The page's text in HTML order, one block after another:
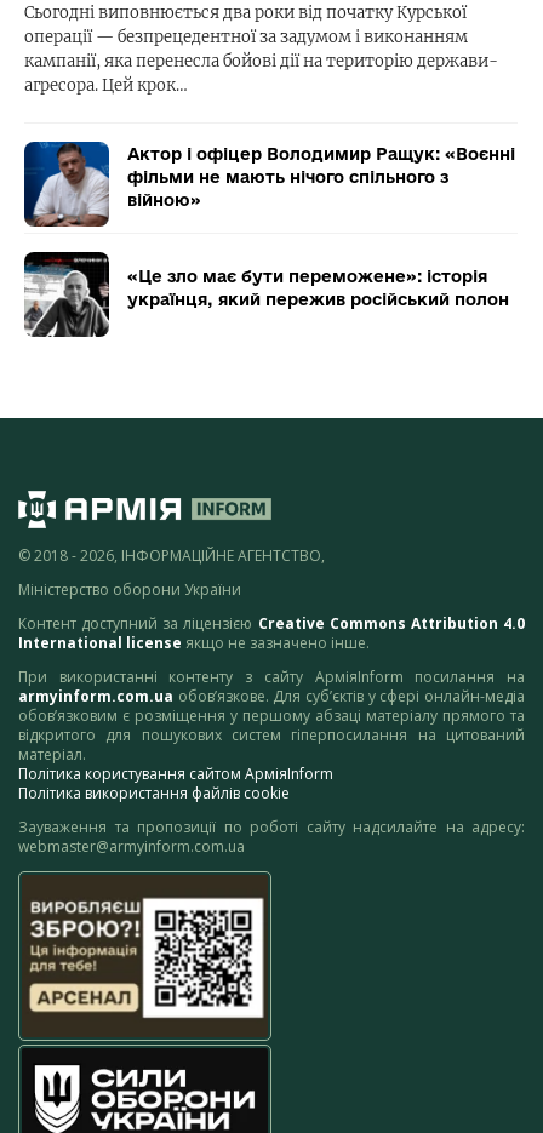
Сьогодні виповнюється два роки від початку Курської
операції — безпрецедентної за задумом і виконанням
кампанії, яка перенесла бойові дії на територію держави-
агресора. Цей крок…
Актор і офіцер Володимир Ращук: «Воєнні
фільми не мають нічого спільного з
війною»
«Це зло має бути переможене»: історія
українця, який пережив російський полон
© 2018 - 2026, ІНФОРМАЦІЙНЕ АГЕНТСТВО,
Міністерство оборони України
Контент доступний за ліцензією Creative Commons Attribution 4.0
International license якщо не зазначено інше.
При використанні контенту з сайту АрміяInform посилання на
armyinform.com.ua обов’язкове. Для суб’єктів у сфері онлайн-медіа
обов’язковим є розміщення у першому абзаці матеріалу прямого та
відкритого для пошукових систем гіперпосилання на цитований
матеріал.
Політика користування сайтом АрміяInform
Політика використання файлів cookie
Зауваження та пропозиції по роботі сайту надсилайте на адресу:
webmaster@armyinform.com.ua